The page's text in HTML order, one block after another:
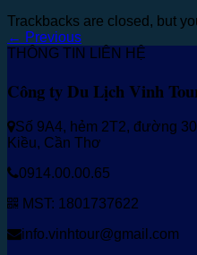
Trackbacks are closed, but
← Previous
THÔNG TIN LIÊN HỆ
Công ty Du Lịch Vinh
Số 9A4, hẻm 2T2, đường
Kiều, Cần Thơ
0914.00.00.65
MST: 1801737622
info.vinhtour@gmail.com